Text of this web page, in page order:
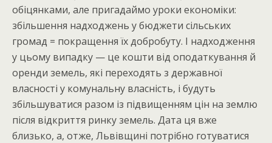
обіцянками, але пригадаймо уроки економіки:
збільшення надходжень у бюджети сільських
громад = покращення їх добробуту. І надходження
у цьому випадку — це кошти від оподаткування й
оренди земель, які переходять з державної
власності у комунальну власність, і будуть
збільшуватися разом із підвищенням цін на землю
після відкриття ринку земель. Дата ця вже
близько, а, отже, Львівщині потрібно готуватися